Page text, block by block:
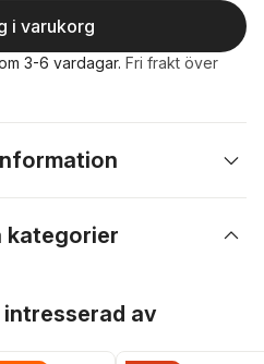
i varukorg
3-6 vardagar. Fri frakt över
kategorier
intresserad av